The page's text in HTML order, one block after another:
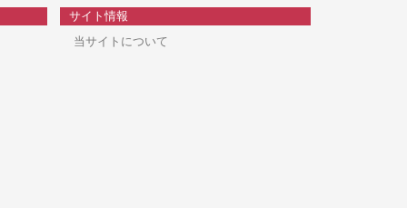
サイト情報
当サイトについて